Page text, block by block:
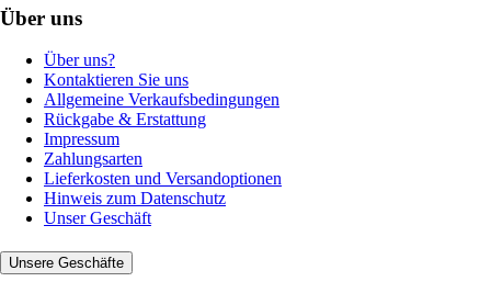
Über uns
Über uns?
Kontaktieren Sie uns
Allgemeine Verkaufsbedingungen
Rückgabe & Erstattung
Impressum
Zahlungsarten
Lieferkosten und Versandoptionen
Hinweis zum Datenschutz
Unser Geschäft
Unsere Geschäfte